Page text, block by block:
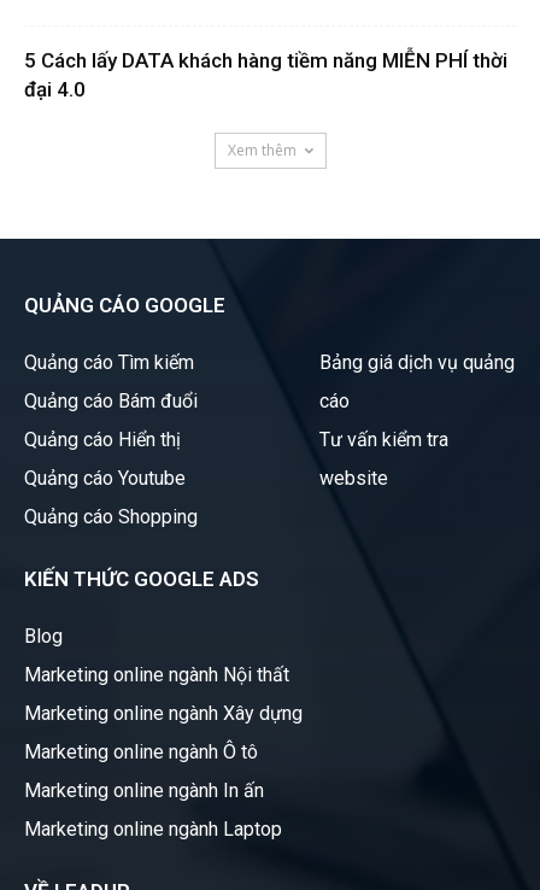
5 Cách lấy DATA khách hàng tiềm năng MIỄN PHÍ thời
đại 4.0
Xem thêm
QUẢNG CÁO GOOGLE
Quảng cáo Tìm kiếm
Quảng cáo Bám đuổi
Quảng cáo Hiển thị
Quảng cáo Youtube
Quảng cáo Shopping
Bảng giá dịch vụ quảng
cáo
Tư vấn kiểm tra
website
KIẾN THỨC GOOGLE ADS
Blog
Marketing online ngành Nội thất
Marketing online ngành Xây dựng
Marketing online ngành Ô tô
Marketing online ngành In ấn
Marketing online ngành Laptop